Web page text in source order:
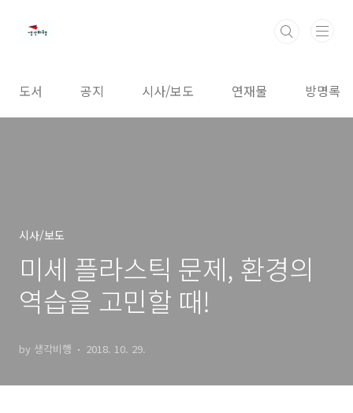
도서 공지 시사/보도 연재물 방명록
시사/보도
미세 플라스틱 문제, 환경의
역습을 고민할 때!
by 생각비행 2018. 10. 29.